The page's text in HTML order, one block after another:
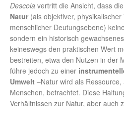
Descola vertritt die Ansicht, dass
Natur (als objektiver, physikalischer
menschlicher Deutungsebene)
sondern ein historisch
keineswegs den praktischen Wert
bestreiten, etwa den Nutzen in der
führe jedoch zu einer
Umwelt –Natur wird als Ressource,
Menschen, betrachtet. Diese
Verhältnissen zur Natur, aber auch